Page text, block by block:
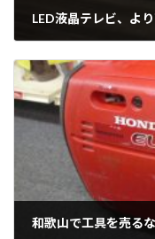
和歌山で工具を売る